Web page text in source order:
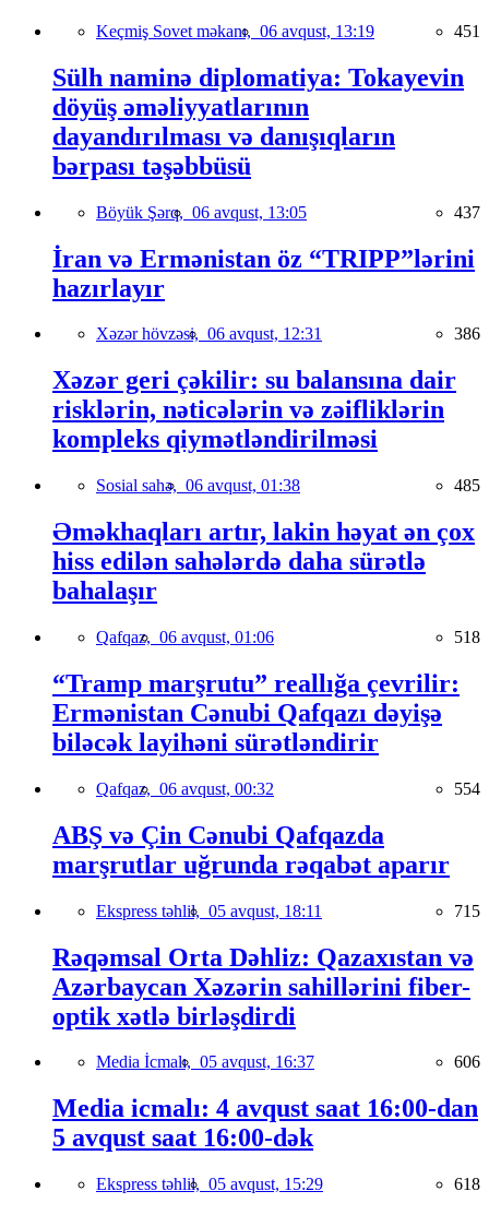
Keçmiş Sovet məkanı, 06 avqust, 13:19 451
Sülh naminə diplomatiya: Tokayevin
döyüş əməliyyatlarının
dayandırılması və danışıqların
bərpası təşəbbüsü
Böyük Şərq, 06 avqust, 13:05 437
İran və Ermənistan öz “TRIPP”lərini
hazırlayır
Xəzər hövzəsi, 06 avqust, 12:31 386
Xəzər geri çəkilir: su balansına dair
risklərin, nəticələrin və zəifliklərin
kompleks qiymətləndirilməsi
Sosial sahə, 06 avqust, 01:38 485
Əməkhaqları artır, lakin həyat ən çox
hiss edilən sahələrdə daha sürətlə
bahalaşır
Qafqaz, 06 avqust, 01:06 518
“Tramp marşrutu” reallığa çevrilir:
Ermənistan Cənubi Qafqazı dəyişə
biləcək layihəni sürətləndirir
Qafqaz, 06 avqust, 00:32 554
ABŞ və Çin Cənubi Qafqazda
marşrutlar uğrunda rəqabət aparır
Ekspress təhlil, 05 avqust, 18:11 715
Rəqəmsal Orta Dəhliz: Qazaxıstan və
Azərbaycan Xəzərin sahillərini fiber-
optik xətlə birləşdirdi
Media İcmalı, 05 avqust, 16:37 606
Media icmalı: 4 avqust saat 16:00-dan
5 avqust saat 16:00-dək
Ekspress təhlil, 05 avqust, 15:29 618